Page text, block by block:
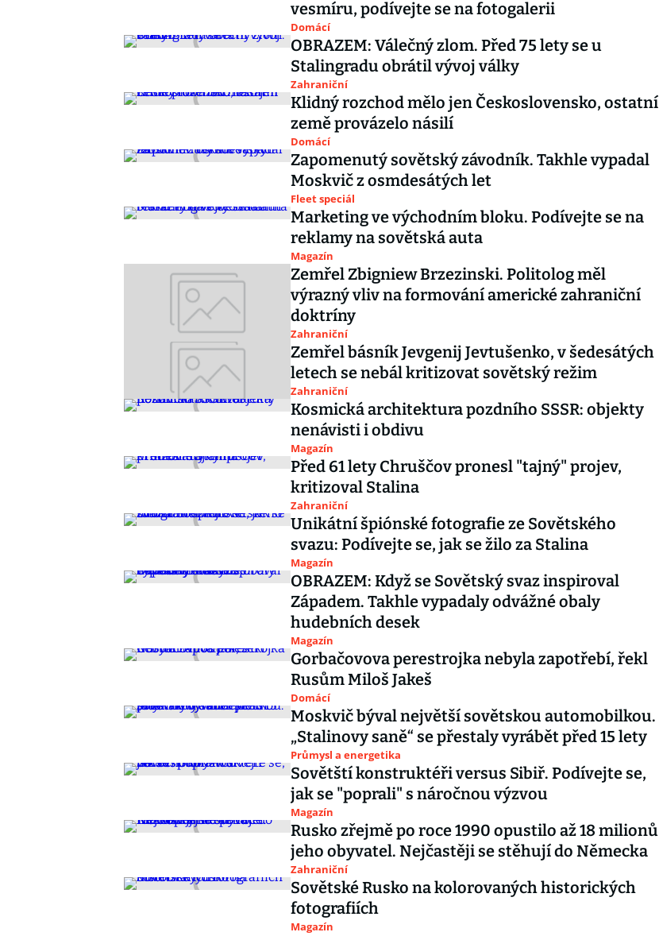
vesmíru, podívejte se na fotogalerii
Domácí
OBRAZEM: Válečný zlom. Před 75 lety se u
Stalingradu obrátil vývoj války
Zahraniční
Klidný rozchod mělo jen Československo, ostatní
země provázelo násilí
Domácí
Zapomenutý sovětský závodník. Takhle vypadal
Moskvič z osmdesátých let
Fleet speciál
Marketing ve východním bloku. Podívejte se na
reklamy na sovětská auta
Magazín
Zemřel Zbigniew Brzezinski. Politolog měl
výrazný vliv na formování americké zahraniční
doktríny
Zahraniční
Zemřel básník Jevgenij Jevtušenko, v šedesátých
letech se nebál kritizovat sovětský režim
Zahraniční
Kosmická architektura pozdního SSSR: objekty
nenávisti i obdivu
Magazín
Před 61 lety Chruščov pronesl "tajný" projev,
kritizoval Stalina
Zahraniční
Unikátní špiónské fotografie ze Sovětského
svazu: Podívejte se, jak se žilo za Stalina
Magazín
OBRAZEM: Když se Sovětský svaz inspiroval
Západem. Takhle vypadaly odvážné obaly
hudebních desek
Magazín
Gorbačovova perestrojka nebyla zapotřebí, řekl
Rusům Miloš Jakeš
Domácí
Moskvič býval největší sovětskou automobilkou.
„Stalinovy saně“ se přestaly vyrábět před 15 lety
Průmysl a energetika
Sovětští konstruktéři versus Sibiř. Podívejte se,
jak se "poprali" s náročnou výzvou
Magazín
Rusko zřejmě po roce 1990 opustilo až 18 milionů
jeho obyvatel. Nejčastěji se stěhují do Německa
Zahraniční
Sovětské Rusko na kolorovaných historických
fotografiích
Magazín